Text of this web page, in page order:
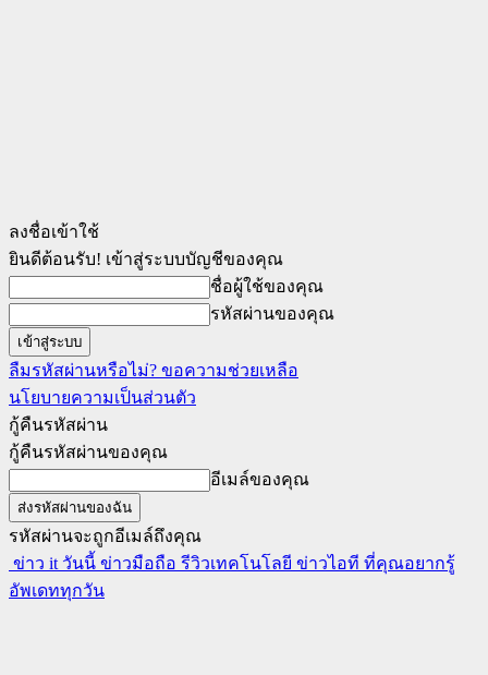
ลงชื่อเข้าใช้
ยินดีต้อนรับ! เข้าสู่ระบบบัญชีของคุณ
ชื่อผู้ใช้ของคุณ
รหัสผ่านของคุณ
ลืมรหัสผ่านหรือไม่? ขอความช่วยเหลือ
นโยบายความเป็นส่วนตัว
กู้คืนรหัสผ่าน
กู้คืนรหัสผ่านของคุณ
อีเมล์ของคุณ
รหัสผ่านจะถูกอีเมล์ถึงคุณ
ข่าว it วันนี้ ข่าวมือถือ รีวิวเทคโนโลยี ข่าวไอที ที่คุณอยากรู้
อัพเดททุกวัน